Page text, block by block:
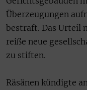
Überzeugungen
bestraft. Das Urteil
reiße neue
zu stiften.
Räsänen kündigte